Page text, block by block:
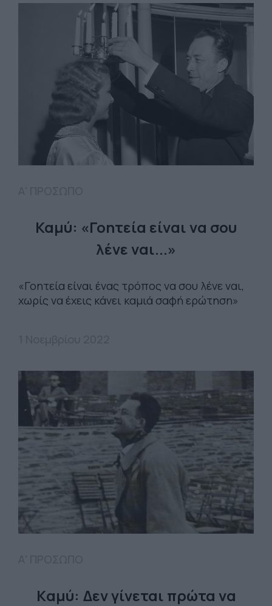
Καμύ: «Γοητεία είναι να σου
λένε ναι...»
«Γοητεία είναι ένας τρόπος να σου λένε ναι,
χωρίς να έχεις κάνει καμιά σαφή ερώτηση»
Kαμύ: Δεν γίνεται πρώτα να